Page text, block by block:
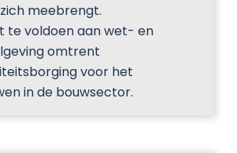
meebrengt.
te voldoen aan wet- en
omtrent
voor het
in de bouwsector.